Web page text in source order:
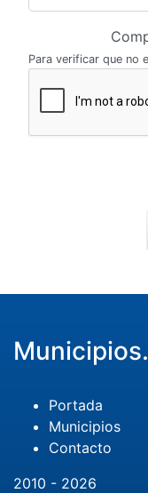
Para verificar que no
Portada
Municipios
Contacto
2010 - 2026